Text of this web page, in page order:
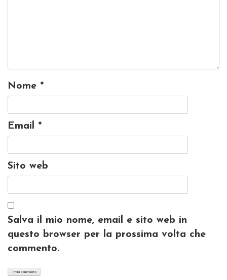
Nome *
Email *
Sito web
Salva il mio nome, email e sito web in
questo browser per la prossima volta che
commento.